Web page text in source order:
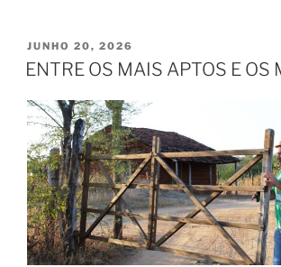
JUNHO 20, 2026
ENTRE OS MAIS APTOS E OS